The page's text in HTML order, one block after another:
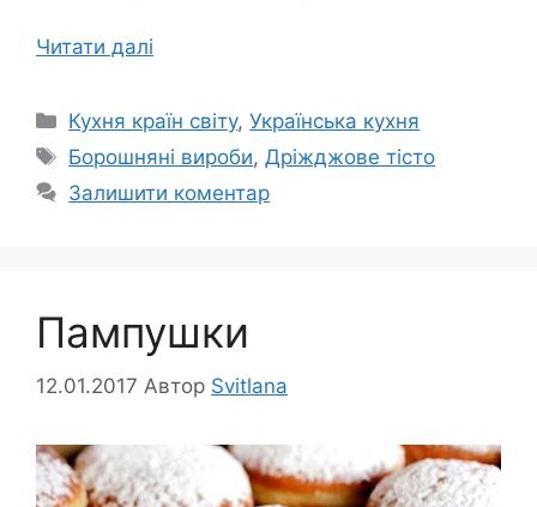
Читати далі
Категорії
Кухня країн світу,Українська кухня
Позначки
Борошняні вироби,Дріжджове тісто
Залишити коментар
Пампушки
12.01.2017 Автор Svitlana